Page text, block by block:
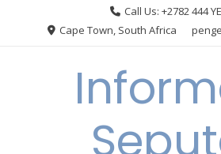
Call Us: +2782 444
Cape Town, South Africa